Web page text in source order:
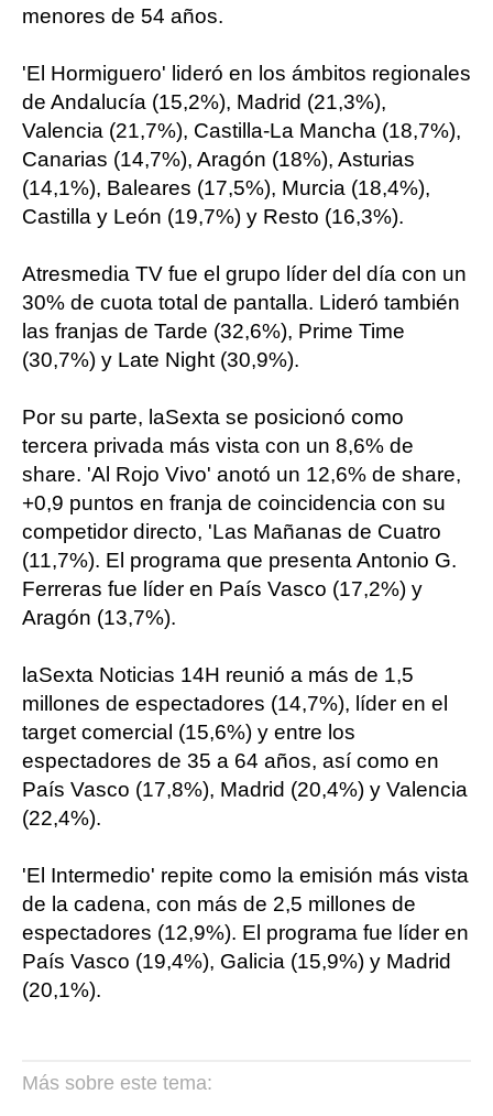
menores de 54 años.
'El Hormiguero' lideró en los ámbitos regionales
de Andalucía (15,2%), Madrid (21,3%),
Valencia (21,7%), Castilla-La Mancha (18,7%),
Canarias (14,7%), Aragón (18%), Asturias
(14,1%), Baleares (17,5%), Murcia (18,4%),
Castilla y León (19,7%) y Resto (16,3%).
Atresmedia TV fue el grupo líder del día con un
30% de cuota total de pantalla. Lideró también
las franjas de Tarde (32,6%), Prime Time
(30,7%) y Late Night (30,9%).
Por su parte, laSexta se posicionó como
tercera privada más vista con un 8,6% de
share. 'Al Rojo Vivo' anotó un 12,6% de share,
+0,9 puntos en franja de coincidencia con su
competidor directo, 'Las Mañanas de Cuatro
(11,7%). El programa que presenta Antonio G.
Ferreras fue líder en País Vasco (17,2%) y
Aragón (13,7%).
laSexta Noticias 14H reunió a más de 1,5
millones de espectadores (14,7%), líder en el
target comercial (15,6%) y entre los
espectadores de 35 a 64 años, así como en
País Vasco (17,8%), Madrid (20,4%) y Valencia
(22,4%).
'El Intermedio' repite como la emisión más vista
de la cadena, con más de 2,5 millones de
espectadores (12,9%). El programa fue líder en
País Vasco (19,4%), Galicia (15,9%) y Madrid
(20,1%).
Más sobre este tema: